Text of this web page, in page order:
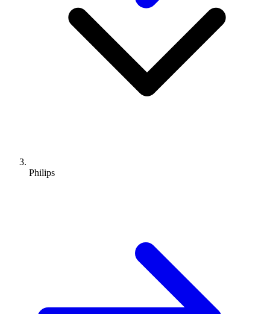
Philips